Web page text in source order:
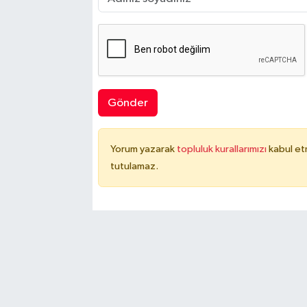
Gönder
Yorum yazarak topluluk kurallarımızı kabul
tutulamaz.